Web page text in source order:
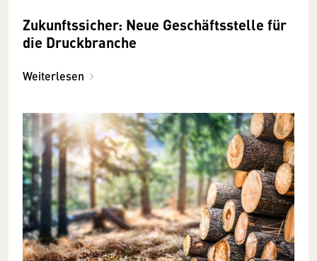
Zukunftssicher: Neue Geschäftsstelle für
die Druckbranche
Weiterlesen